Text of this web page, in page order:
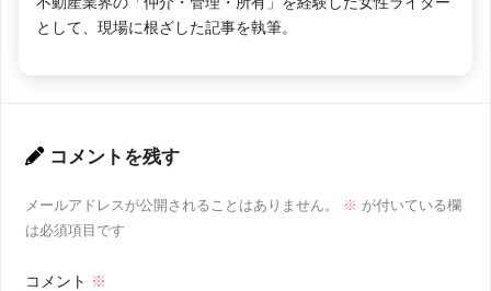
として、現場に根ざした記事を執筆。
コメントを残す
メールアドレスが公開されることはありません。 ※ が付いている欄
は必須項目です
コメント ※